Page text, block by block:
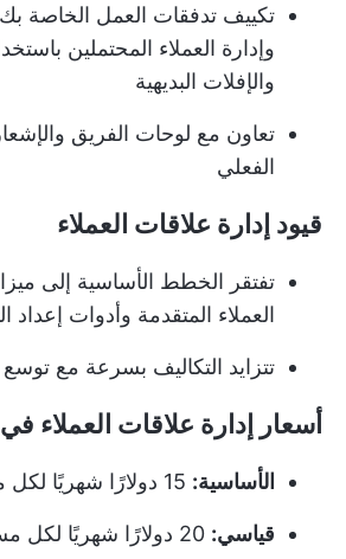
تكييف تدفقات العمل الخاصة
وإدارة العملاء المحتملين
والإفلات البديهية
تعاون مع لوحات الفريق
الفعلي
قيود إدارة علاقات العملاء
تفتقر الخطط الأساسية إلى
العملاء المتقدمة وأدوات إعداد
تتزايد التكاليف بسرعة مع
أسعار إدارة علاقات العملاء في
الأساسية:
قياسي: